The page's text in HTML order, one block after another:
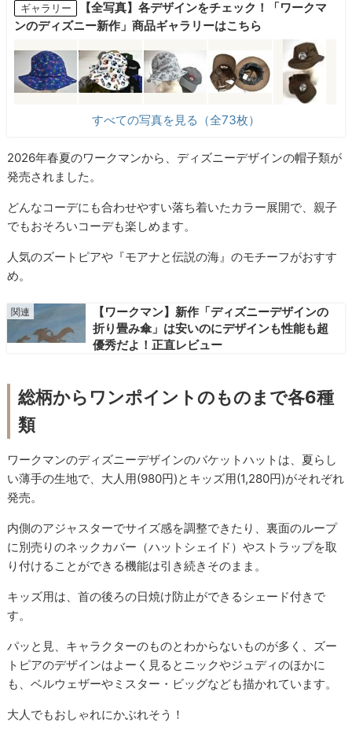
ギャラリー
【全写真】各デザインをチェック！「ワークマ
ンのディズニー新作」商品ギャラリーはこちら
すべての写真を見る（全73枚）
2026年春夏のワークマンから、ディズニーデザインの帽子類が
発売されました。
どんなコーデにも合わせやすい落ち着いたカラー展開で、親子
でもおそろいコーデも楽しめます。
人気のズートピアや『モアナと伝説の海』のモチーフがおすす
め。
【ワークマン】新作「ディズニーデザインの
折り畳み傘」は安いのにデザインも性能も超
優秀だよ！正直レビュー
総柄からワンポイントのものまで各6種
類
ワークマンのディズニーデザインのバケットハットは、夏らし
い薄手の生地で、大人用(980円)とキッズ用(1,280円)がそれぞれ
発売。
内側のアジャスターでサイズ感を調整できたり、裏面のループ
に別売りのネックカバー（ハットシェイド）やストラップを取
り付けることができる機能は引き続きそのまま。
キッズ用は、首の後ろの日焼け防止ができるシェード付きで
す。
パッと見、キャラクターのものとわからないものが多く、ズー
トピアのデザインはよーく見るとニックやジュディのほかに
も、ベルウェザーやミスター・ビッグなども描かれています。
大人でもおしゃれにかぶれそう！